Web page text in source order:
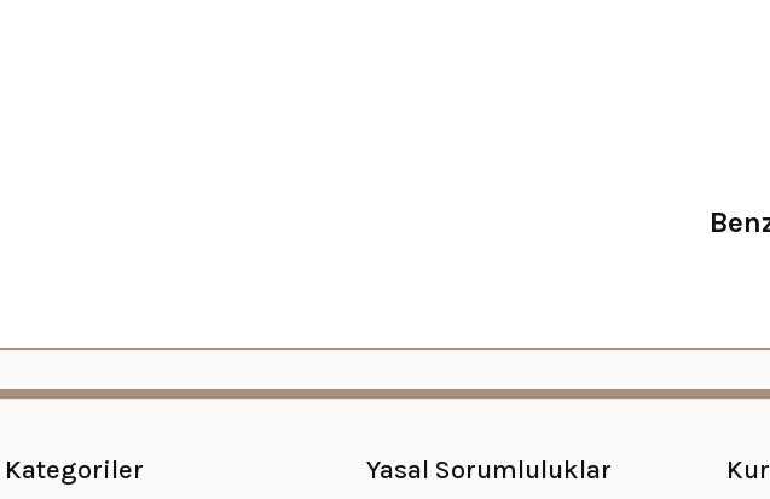
Kategoriler Yasal Sorumluluklar